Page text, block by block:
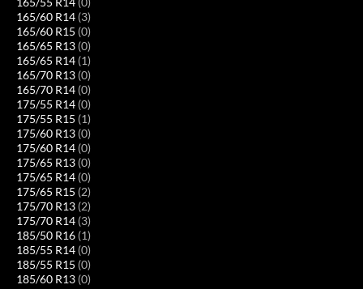
165/60 R14 (3)
165/60 R15 (0)
165/65 R13 (0)
165/65 R14 (1)
165/70 R13 (0)
165/70 R14 (0)
175/55 R14 (0)
175/55 R15 (1)
175/60 R13 (0)
175/60 R14 (0)
175/65 R13 (0)
175/65 R14 (0)
175/65 R15 (2)
175/70 R13 (2)
175/70 R14 (3)
185/50 R16 (1)
185/55 R14 (0)
185/55 R15 (0)
185/60 R13 (0)